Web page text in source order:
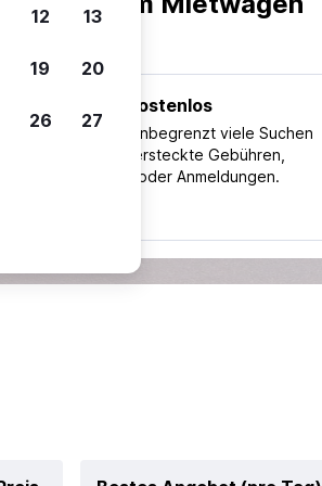
Kostenlos
Nutze unbegrenzt viele Suchen
ohne versteckte Gebühren,
Kosten oder Anmeldungen.
12 13
19 20
26 27